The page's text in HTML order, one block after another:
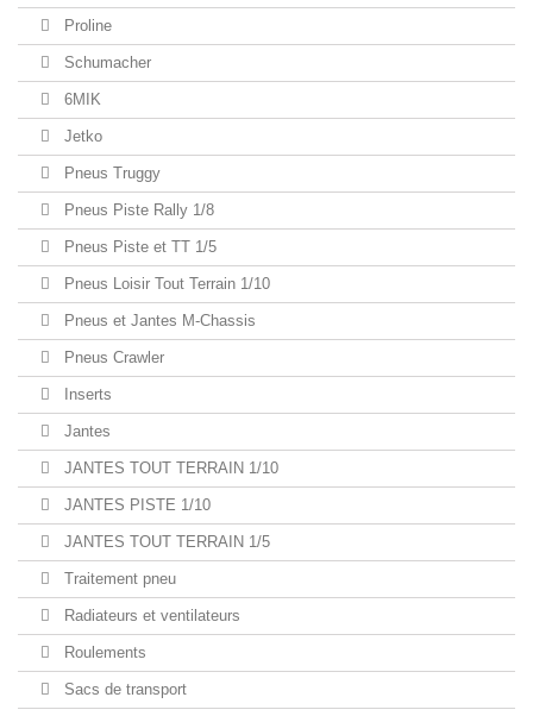
Proline
Schumacher
6MIK
Jetko
Pneus Truggy
Pneus Piste Rally 1/8
Pneus Piste et TT 1/5
Pneus Loisir Tout Terrain 1/10
Pneus et Jantes M-Chassis
Pneus Crawler
Inserts
Jantes
JANTES TOUT TERRAIN 1/10
JANTES PISTE 1/10
JANTES TOUT TERRAIN 1/5
Traitement pneu
Radiateurs et ventilateurs
Roulements
Sacs de transport